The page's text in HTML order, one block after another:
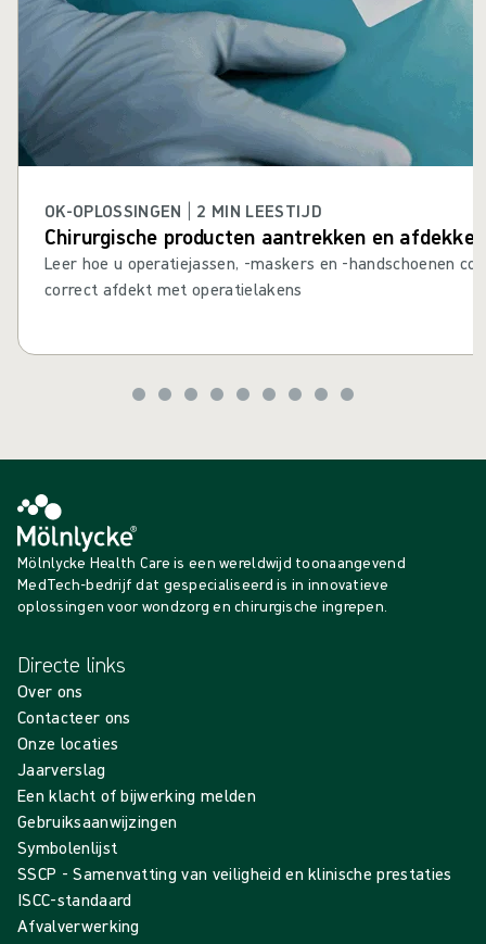
OK-OPLOSSINGEN | 2 MIN LEESTIJD
Chirurgische producten aantrekken en afdekken
Leer hoe u operatiejassen, -maskers en -handschoenen
correct afdekt met operatielakens
Mölnlycke Health Care is een wereldwijd toonaangevend
MedTech-bedrijf dat gespecialiseerd is in innovatieve
oplossingen voor wondzorg en chirurgische ingrepen.
Directe links
Over ons
Contacteer ons
Onze locaties
Jaarverslag
Een klacht of bijwerking melden
Gebruiksaanwijzingen
Symbolenlijst
SSCP - Samenvatting van veiligheid en klinische prestaties
ISCC-standaard
Afvalverwerking